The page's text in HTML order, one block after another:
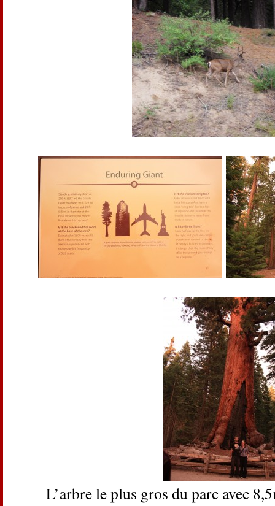
L’arbre le plus gros du parc avec